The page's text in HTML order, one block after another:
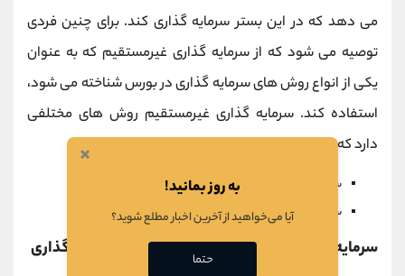
می دهد که در این بستر سرمایه گذاری کند. برای چنین فردی
توصیه می شود که از سرمایه گذاری غیرمستقیم که به عنوان
یکی از انواع روش های سرمایه گذاری در بورس شناخته می شود،
استفاده کند. سرمایه گذاری غیرمستقیم روش های مختلفی
دارد که از جمله آن ها می توان به موارد زیر اشاره کرد:
سرمایه گذاری غیر مستقیم در صندوقهای سرمایه گذاری
سرمایه گذاری غیر مستقیم از طریق شرکت های سبدگردان
سرمایه گذاری غیر مستقیم در صندوق های سرمایه گذاری
×
به روز بمانید!
آیا می‌خواهید از آخرین اخبار مطلع شوید؟
حتما